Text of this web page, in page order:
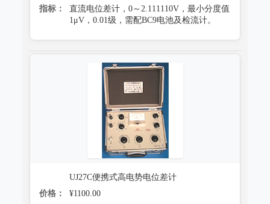
指标：
直流电位差计，0～2.111110V，最小分度值
1μV，0.01级，需配BC9电池及检流计。
UJ27C便携式高电势电位差计
价格：
¥1100.00